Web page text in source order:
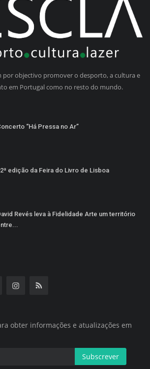
por objectivo promover o desporto, a cultura e
em Portugal como no resto do mundo.
“Há Pressa no Ar”
edição da Feira do Livro de Lisboa
Revés leva à Fidelidade Arte um território
obter informações e atualizações em
Subscrever